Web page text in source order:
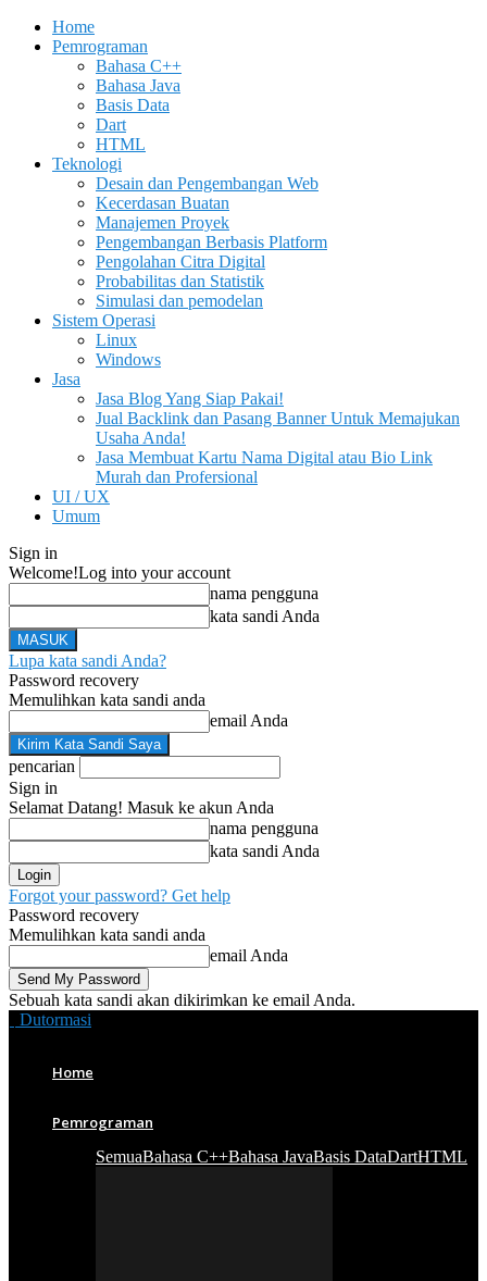
Home
Pemrograman
Bahasa C++
Bahasa Java
Basis Data
Dart
HTML
Teknologi
Desain dan Pengembangan Web
Kecerdasan Buatan
Manajemen Proyek
Pengembangan Berbasis Platform
Pengolahan Citra Digital
Probabilitas dan Statistik
Simulasi dan pemodelan
Sistem Operasi
Linux
Windows
Jasa
Jasa Blog Yang Siap Pakai!
Jual Backlink dan Pasang Banner Untuk Memajukan
Usaha Anda!
Jasa Membuat Kartu Nama Digital atau Bio Link
Murah dan Profersional
UI / UX
Umum
Sign in
Welcome!Log into your account
nama pengguna
kata sandi Anda
Lupa kata sandi Anda?
Password recovery
Memulihkan kata sandi anda
email Anda
pencarian
Sign in
Selamat Datang! Masuk ke akun Anda
nama pengguna
kata sandi Anda
Forgot your password? Get help
Password recovery
Memulihkan kata sandi anda
email Anda
Sebuah kata sandi akan dikirimkan ke email Anda.
Dutormasi
Home
Pemrograman
SemuaBahasa C++Bahasa JavaBasis DataDartHTML